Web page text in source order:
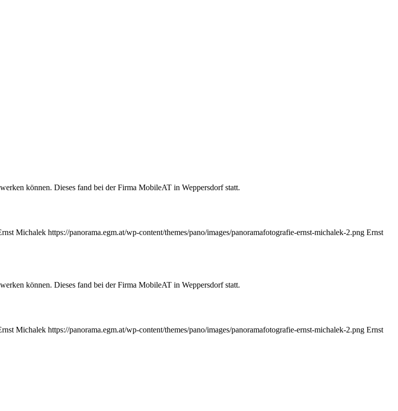
können. Dieses fand bei der Firma MobileAT in Weppersdorf statt.
Michalek https://panorama.egm.at/wp-content/themes/pano/images/panoramafotografie-ernst-michalek-2.png Ernst
können. Dieses fand bei der Firma MobileAT in Weppersdorf statt.
Michalek https://panorama.egm.at/wp-content/themes/pano/images/panoramafotografie-ernst-michalek-2.png Ernst